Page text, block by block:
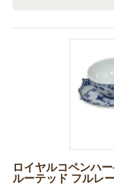
ロイヤルコペンハ
ルーテッド フルレ